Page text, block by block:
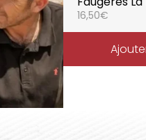
16,50€